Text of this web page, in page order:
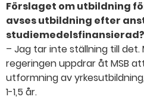
Förslaget om utbildning
avses utbildning efter
studiemedelsfinansierad?
– Jag tar inte ställning till
regeringen uppdrar åt MSB
utformning av
1-1,5 år.